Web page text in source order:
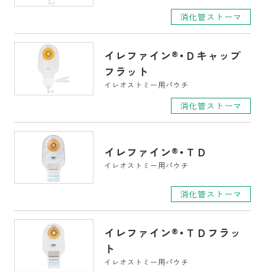
消化管ストーマ
イレファイン®・Ｄキャップ
フラット
イレオストミー用パウチ
消化管ストーマ
イレファイン®・ＴＤ
イレオストミー用パウチ
消化管ストーマ
イレファイン®・ＴＤフラッ
ト
イレオストミー用パウチ